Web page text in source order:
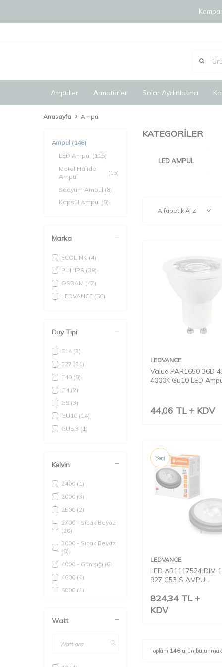
Ampuller Armatürler Solar Aydınlatma
Anasayfa Ampul
Ampul (146)
LED Ampul (115)
Metal Halide
Ampul
(15)
Sodyum Ampul (8)
Kapsül Ampul (8)
Marka
ECOLINK (4)
PHILIPS (39)
OSRAM (47)
LEDVANCE (56)
Duy Tipi
E14 (3)
E27 (31)
E40 (8)
G4 (2)
G9 (3)
GU10 (14)
GU5.3 (1)
Kelvin
2400 (1)
2000 (3)
2500 (2)
2700 - Sıcak Beyaz
(20)
3000 - Sıcak Beyaz
(8)
4000 - Günışığı (6)
4600 (1)
5000 (1)
Watt
KATEGORİLER
LED AMPUL
LEDVANCE
Value PAR1650 36D
4000K Gu10 LED
44,06 TL KDV
Yeni
LEDVANCE
LED AR1117524 DIM
927 G53 S AMPUL
824,34 TL
KDV
Toplam 146ürün